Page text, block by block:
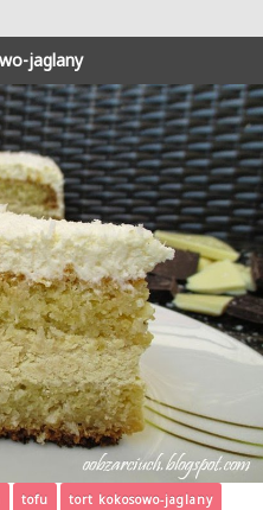
jaglany
tofu tort kokosowo-jaglany